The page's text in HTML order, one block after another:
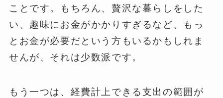
ことです。もちろん、贅沢な暮らしをした
い、趣味にお金がかかりすぎるなど、もっ
とお金が必要だという方もいるかもしれま
せんが、それは少数派です。
もう一つは、経費計上できる支出の範囲が